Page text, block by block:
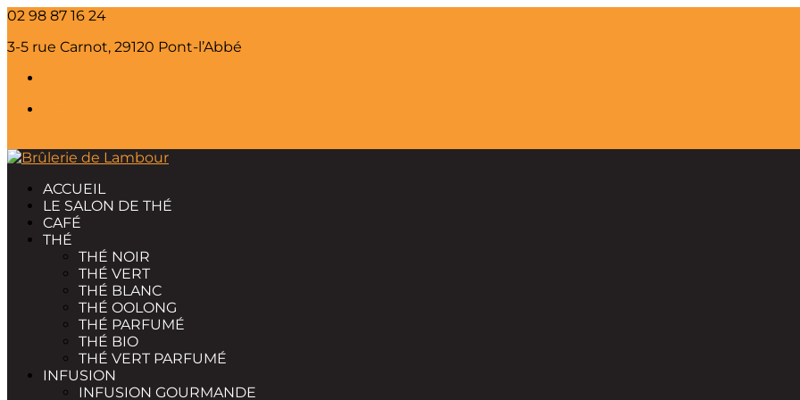
02 98 87 16 24
3-5 rue Carnot, 29120 Pont-l’Abbé
ACCUEIL
LE SALON DE THÉ
CAFÉ
THÉ
THÉ NOIR
THÉ VERT
THÉ BLANC
THÉ OOLONG
THÉ PARFUMÉ
THÉ BIO
THÉ VERT PARFUMÉ
INFUSION
INFUSION GOURMANDE